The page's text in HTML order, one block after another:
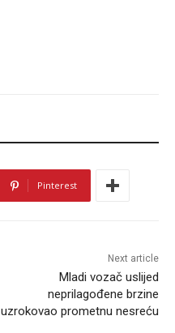
Pinterest
Next article
Mladi vozač uslijed
neprilagođene brzine
uzrokovao prometnu nesreću